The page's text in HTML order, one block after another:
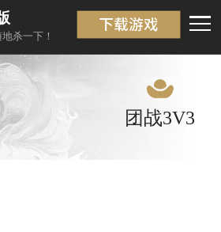
杀一下！
团战3V3